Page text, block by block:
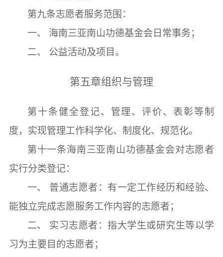
第九条志愿者服务范围：
一、 海南三亚南山功德基金会日常事务；
二、 公益活动及项目。
第五章组织与管理
第十条健全登记、管理、评价、表彰等制
度， 实现管理工作科学化、制度化、规范化。
第十一条海南三亚南山功德基金会对志愿者
实行分类登记：
一、 普通志愿者：有一定工作经历和经验、
能独立完成志愿服务工作内容的志愿者；
二、 实习志愿者：指大学生或研究生等以学
习为主要目的志愿者；